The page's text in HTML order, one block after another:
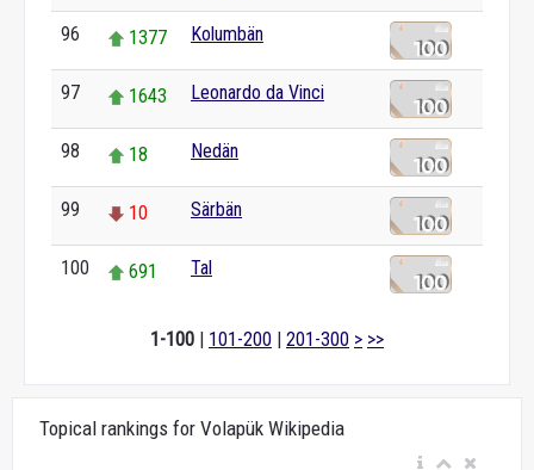
96 1377 Kolumbän
97 1643 Leonardo da Vinci
98 18 Nedän
99 10 Särbän
100 691 Tal
1-100 | 101-200 | 201-300 > >>
Topical rankings for Volapük Wikipedia